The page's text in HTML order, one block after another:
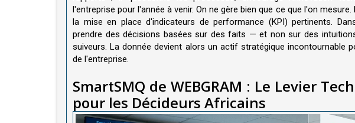
l'entreprise pour l'année à venir. On ne gère bien que ce que l'on
la mise en place d'indicateurs de performance (KPI) pertinents.
prendre des décisions basées sur des faits — et non sur des
suiveurs. La donnée devient alors un actif stratégique incontournable
de l'entreprise.
SmartSMQ de WEBGRAM : Le Levier
pour les Décideurs Africains